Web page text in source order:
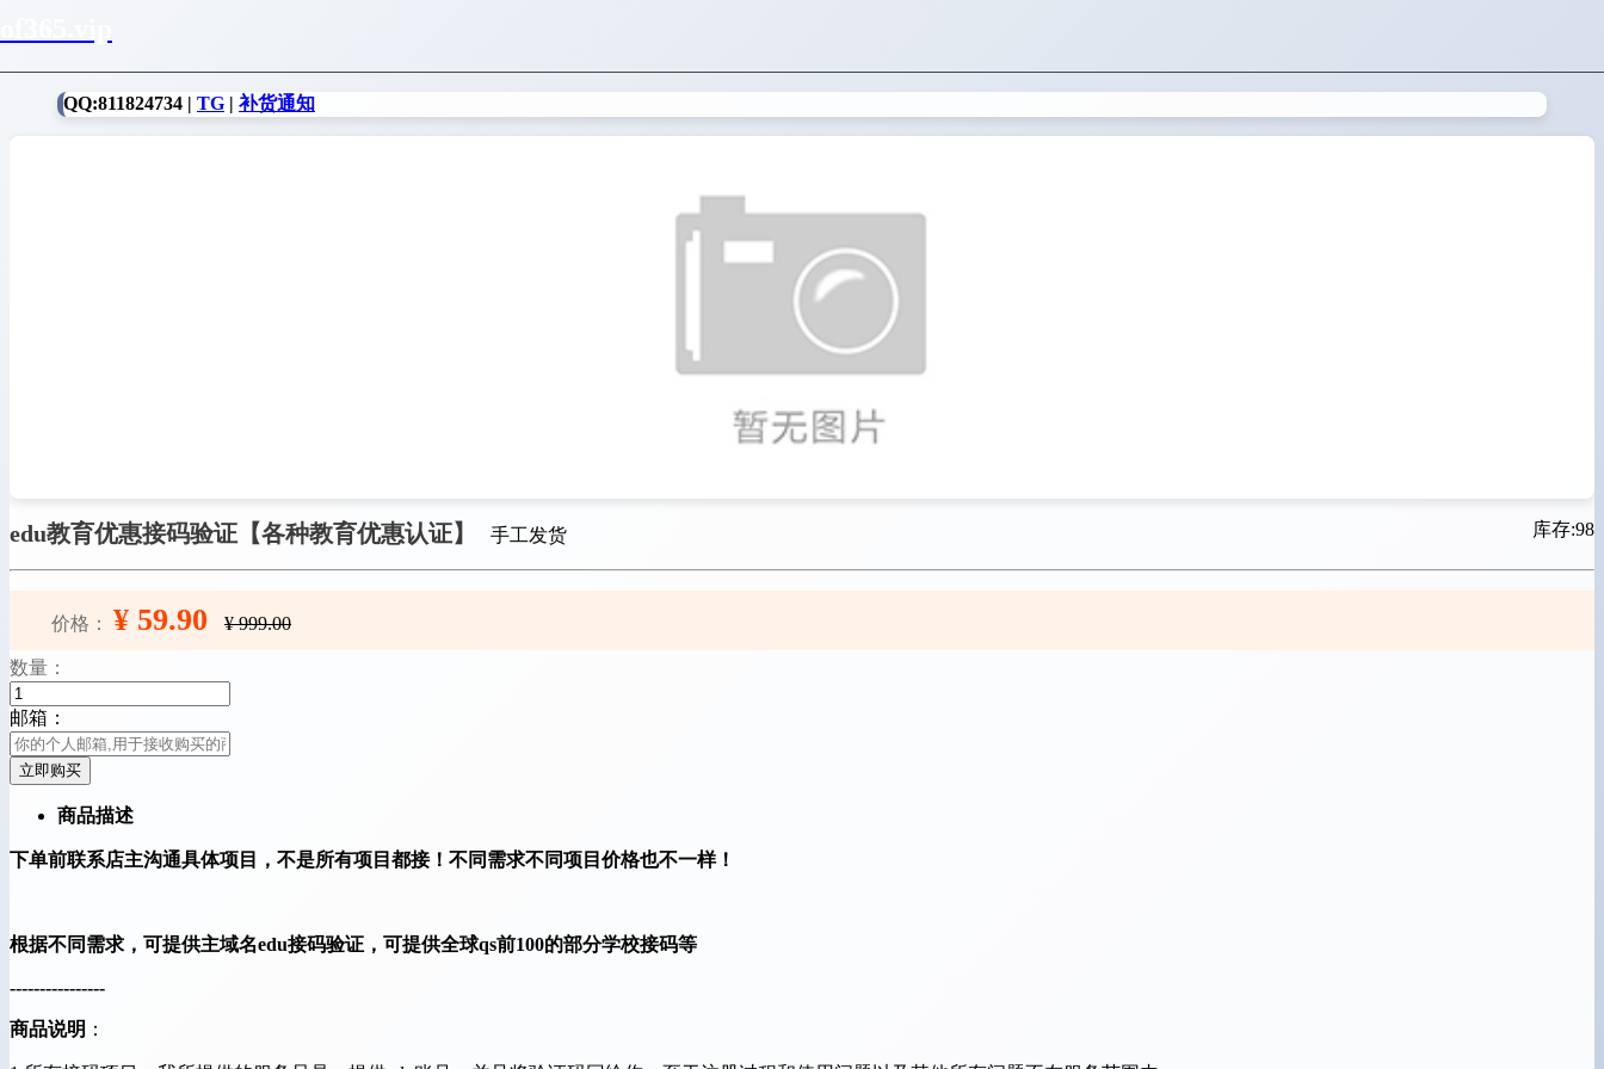
QQ:811824734 | TG | 补货通知
edu教育优惠接码验证【各种教育优惠认证】 手工发货 库存:98
价格： ¥ 59.90 ¥ 999.00
数量：
邮箱：
立即购买
商品描述
下单前联系店主沟通具体项目，不是所有项目都接！不同需求不同项目价格也不一样！
根据不同需求，可提供主域名edu接码验证，可提供全球qs前100的部分学校接码等
----------------
商品说明 ：